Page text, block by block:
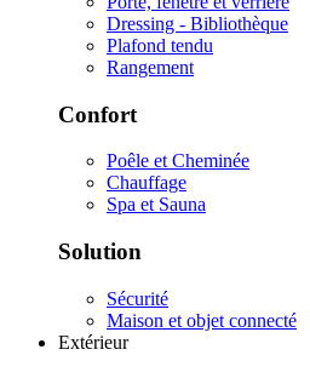
Dressing - Bibliothèque
Plafond tendu
Rangement
Confort
Poêle et Cheminée
Chauffage
Spa et Sauna
Solution
Sécurité
Maison et objet connecté
Extérieur